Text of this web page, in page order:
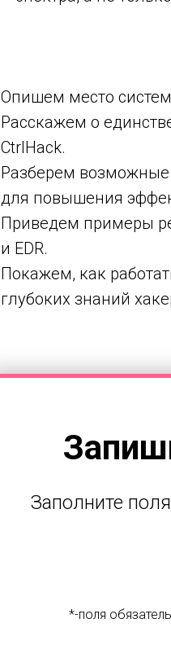
Опишем место
Расскажем о
CtrlHack.
Разберем
для повышения
Приведем примеры
и EDR.
Покажем, как
глубоких знаний
Заполните
*-поля